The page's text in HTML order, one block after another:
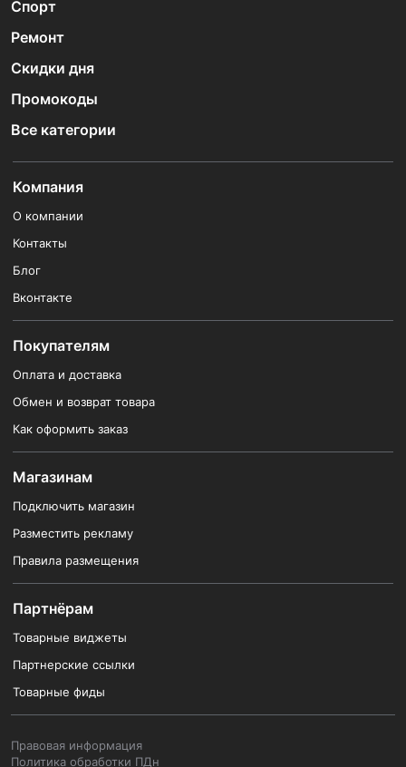
Спорт
Ремонт
Скидки дня
Промокоды
Все категории
Компания
О компании
Контакты
Блог
Вконтакте
Покупателям
Оплата и доставка
Обмен и возврат товара
Как оформить заказ
Магазинам
Подключить магазин
Разместить рекламу
Правила размещения
Партнёрам
Товарные виджеты
Партнерские ссылки
Товарные фиды
Правовая информация
Политика обработки ПДн